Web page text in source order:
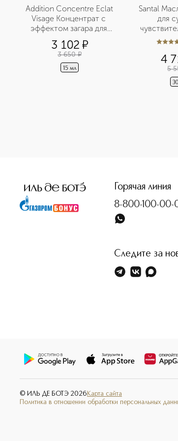
Addition Concentre Eclat
Visage Концентрат с
эффектом загара для
лица
3 102 ¤
3 650 ¤
15 мл
Santal
для
5из 5
4
5
Горячая линия
8-800-100-00-
Следите за
© ИЛЬ ДЕ БОТЭ 2026 Карта сайта
Политика в отношении обработки персональных